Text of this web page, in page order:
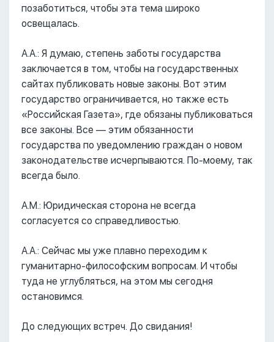
позаботиться, чтобы эта тема широко
освещалась.
А.А.: Я думаю, степень заботы государства
заключается в том, чтобы на государственных
сайтах публиковать новые законы. Вот этим
государство ограничивается, но также есть
«Российская Газета», где обязаны публиковаться
все законы. Все –– этим обязанности
государства по уведомлению граждан о новом
законодательстве исчерпываются. По-моему, так
всегда было.
А.М.: Юридическая сторона не всегда
согласуется со справедливостью.
А.А.: Сейчас мы уже плавно переходим к
гуманитарно-философским вопросам. И чтобы
туда не углубляться, на этом мы сегодня
остановимся.
До следующих встреч. До свидания!